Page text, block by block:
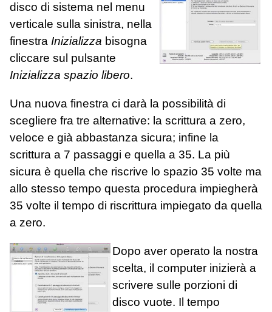
disco di sistema nel menu
verticale sulla sinistra, nella
finestra Inizializza bisogna
cliccare sul pulsante
Inizializza spazio libero.
Una nuova finestra ci darà la possibilità di
scegliere fra tre alternative: la scrittura a zero,
veloce e già abbastanza sicura; infine la
scrittura a 7 passaggi e quella a 35. La più
sicura è quella che riscrive lo spazio 35 volte ma
allo stesso tempo questa procedura impiegherà
35 volte il tempo di riscrittura impiegato da quella
a zero.
Dopo aver operato la nostra
scelta, il computer inizierà a
scrivere sulle porzioni di
disco vuote. Il tempo